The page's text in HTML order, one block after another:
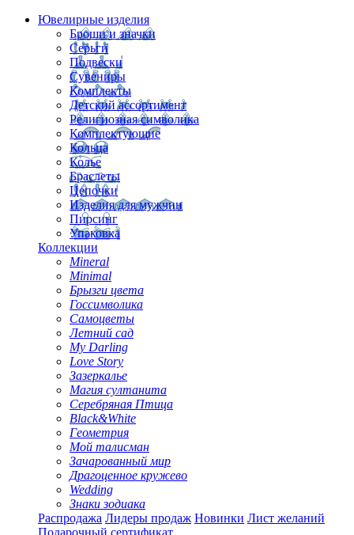
Ювелирные изделия
Броши и значки
Серьги
Подвески
Сувениры
Комплекты
Детский ассортимент
Религиозная символика
Комплектующие
Кольца
Колье
Браслеты
Цепочки
Изделия для мужчин
Пирсинг
Упаковка
Коллекции
Mineral
Minimal
Брызги цвета
Госсимволика
Самоцветы
Летний сад
My Darling
Love Story
Зазеркалье
Магия султанита
Серебряная Птица
Black&White
Геометрия
Мой талисман
Зачарованный мир
Драгоценное кружево
Wedding
Знаки зодиака
Распродажа Лидеры продаж Новинки Лист желаний
Подарочный сертификат